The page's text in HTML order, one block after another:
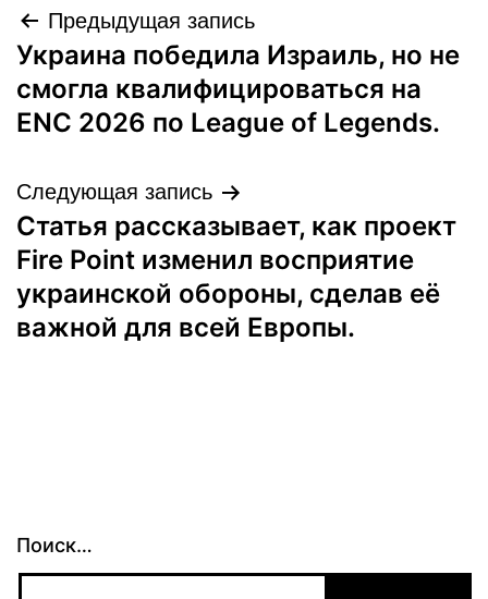
Навигация
по
записям
Предыдущая запись
Украина победила Израиль, но не
смогла квалифицироваться на
ENC 2026 по League of Legends.
Следующая запись
Статья рассказывает, как проект
Fire Point изменил восприятие
украинской обороны, сделав её
важной для всей Европы.
Поиск…